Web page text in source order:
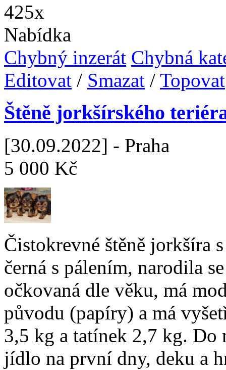
425x
Nabídka
Chybný inzerát Chybná
Editovat / Smazat / Topovat
Štěně jorkšírského
[30.09.2022] - Praha
5 000 Kč
Čistokrevné štěně jorkšíra
černá s pálením, narodila
očkovaná dle věku, má
původu (papíry) a má
3,5 kg a tatínek 2,7 kg.
jídlo na první dny, deku a